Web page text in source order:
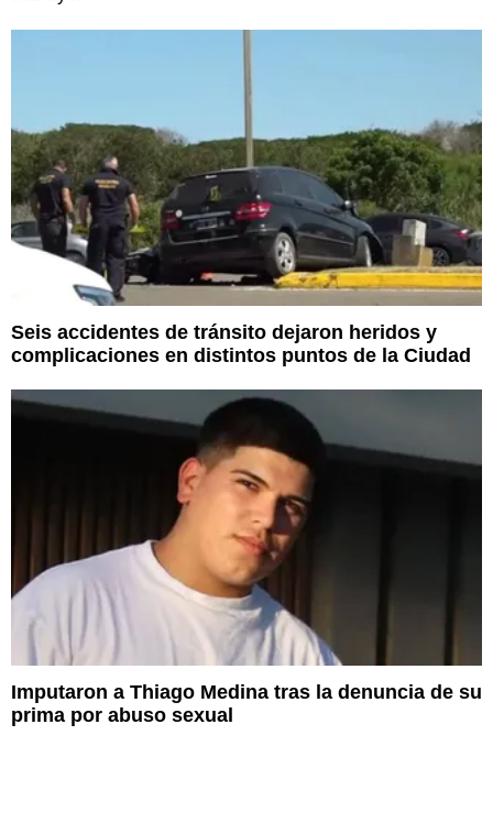
Seis accidentes de tránsito dejaron heridos y
complicaciones en distintos puntos de la Ciudad
Imputaron a Thiago Medina tras la denuncia de su
prima por abuso sexual